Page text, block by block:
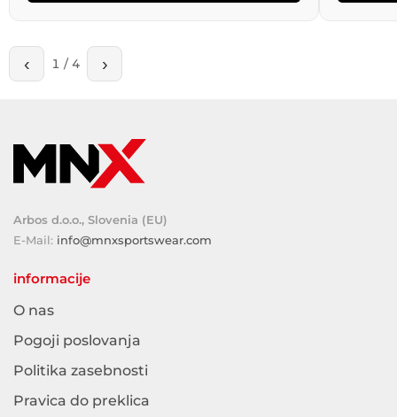
‹ 1 /4 ›
Arbos d.o.o., Slovenia (EU)
E-Mail: info@mnxsportswear.com
informacije
O nas
Pogoji poslovanja
Politika zasebnosti
Pravica do preklica